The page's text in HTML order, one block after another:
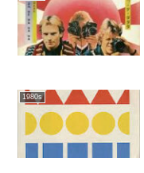
1980s